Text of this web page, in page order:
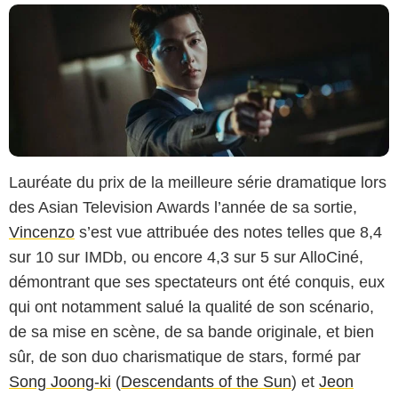
Lauréate du prix de la meilleure série dramatique lors
des Asian Television Awards l’année de sa sortie,
Vincenzo s’est vue attribuée des notes telles que 8,4
sur 10 sur IMDb, ou encore 4,3 sur 5 sur AlloCiné,
démontrant que ses spectateurs ont été conquis, eux
qui ont notamment salué la qualité de son scénario,
de sa mise en scène, de sa bande originale, et bien
sûr, de son duo charismatique de stars, formé par
Song Joong-ki (Descendants of the Sun) et Jeon
TVN